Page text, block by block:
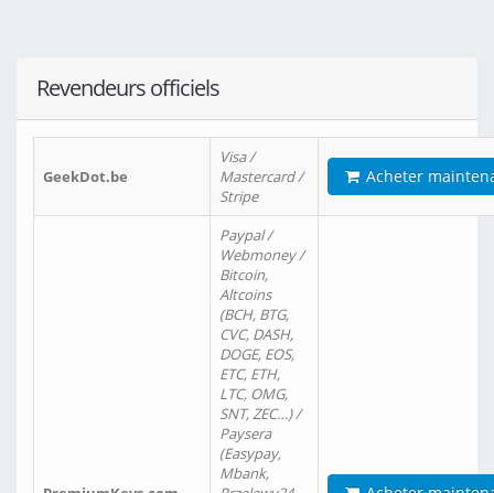
Revendeurs officiels
GeekDot.be
Visa /
Mastercard /
Stripe
Acheter
Paypal /
Webmoney /
Bitcoin,
Altcoins
(BCH, BTG,
CVC, DASH,
DOGE, EOS,
ETC, ETH,
LTC, OMG,
SNT, ZEC…) /
Paysera
(Easypay,
Mbank,